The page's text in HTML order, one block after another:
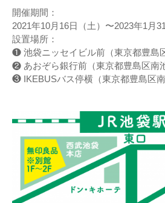
開催期間：
2021年10月16日（土）〜2023年1月
設置場所：
❶ 池袋ニッセイビル前（東京都豊島
❷ あおぞら銀行前（東京都豊島区南
❸ IKEBUSバス停横（東京都豊島区